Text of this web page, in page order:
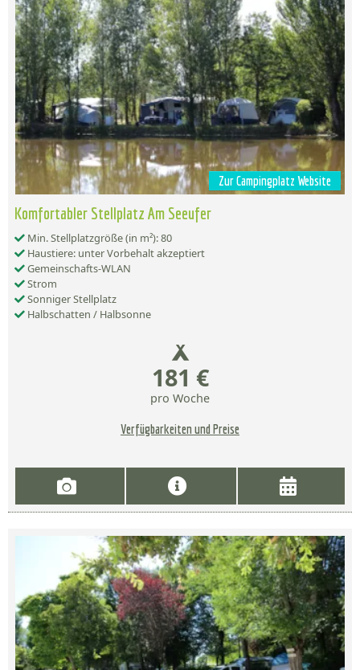
Zur Campingplatz Website
Komfortabler Stellplatz Am Seeufer
Min. Stellplatzgröße (in m²): 80
Haustiere: unter Vorbehalt akzeptiert
Gemeinschafts-WLAN
Strom
Sonniger Stellplatz
Halbschatten / Halbsonne
181 €
pro Woche
Verfügbarkeiten und Preise